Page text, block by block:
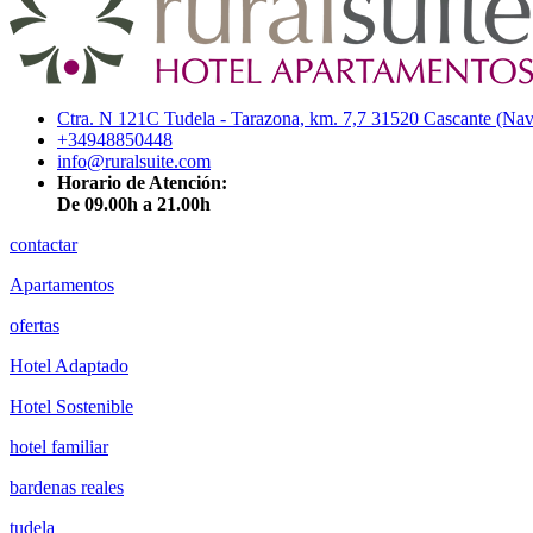
Ctra. N 121C Tudela - Tarazona, km. 7,7 31520 Cascante
+34948850448
info@ruralsuite.com
Horario de Atención:
De 09.00h a 21.00h
contactar
Apartamentos
ofertas
Hotel Adaptado
Hotel Sostenible
hotel familiar
bardenas reales
tudela